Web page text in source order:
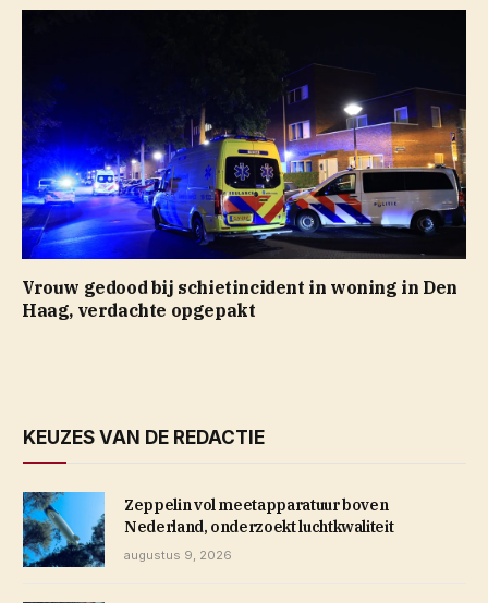
Vrouw gedood bij schietincident in woning in Den
Haag, verdachte opgepakt
KEUZES VAN DE REDACTIE
Zeppelin vol meetapparatuur boven
Nederland, onderzoekt luchtkwaliteit
augustus 9, 2026